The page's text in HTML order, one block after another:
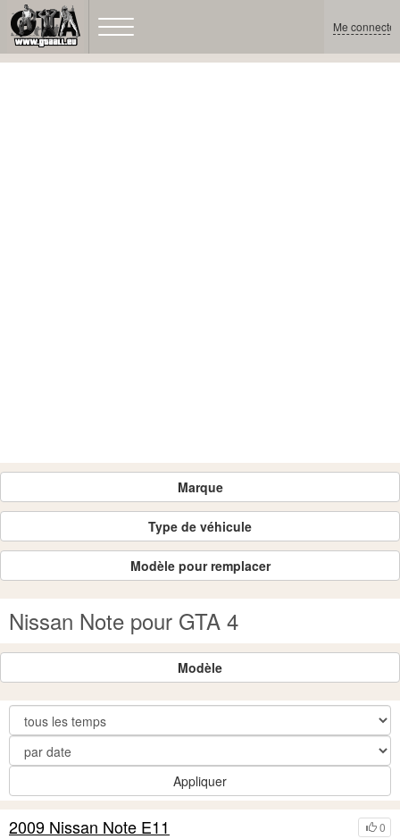
Me connecter
Marque
Type de véhicule
Modèle pour remplacer
Nissan Note pour GTA 4
Modèle
Appliquer
0
2009 Nissan Note E11